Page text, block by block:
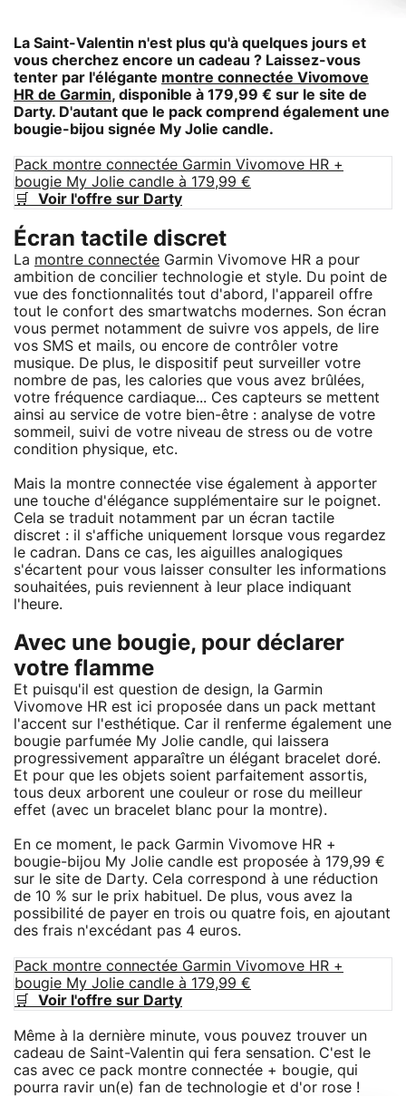
La Saint-Valentin n'est plus qu'à quelques jours et
vous cherchez encore un cadeau ? Laissez-vous
tenter par l'élégante montre connectée Vivomove
HR de Garmin, disponible à 179,99 € sur le site de
Darty. D'autant que le pack comprend également une
bougie-bijou signée My Jolie candle.
Pack montre connectée Garmin Vivomove HR +
bougie My Jolie candle à 179,99 €
🛒 Voir l'offre sur Darty
Écran tactile discret
La montre connectée Garmin Vivomove HR a pour
ambition de concilier technologie et style. Du point de
vue des fonctionnalités tout d'abord, l'appareil offre
tout le confort des smartwatchs modernes. Son écran
vous permet notamment de suivre vos appels, de lire
vos SMS et mails, ou encore de contrôler votre
musique. De plus, le dispositif peut surveiller votre
nombre de pas, les calories que vous avez brûlées,
votre fréquence cardiaque... Ces capteurs se mettent
ainsi au service de votre bien-être : analyse de votre
sommeil, suivi de votre niveau de stress ou de votre
condition physique, etc.
Mais la montre connectée vise également à apporter
une touche d'élégance supplémentaire sur le poignet.
Cela se traduit notamment par un écran tactile
discret : il s'affiche uniquement lorsque vous regardez
le cadran. Dans ce cas, les aiguilles analogiques
s'écartent pour vous laisser consulter les informations
souhaitées, puis reviennent à leur place indiquant
l'heure.
Avec une bougie, pour déclarer
votre flamme
Et puisqu'il est question de design, la Garmin
Vivomove HR est ici proposée dans un pack mettant
l'accent sur l'esthétique. Car il renferme également une
bougie parfumée My Jolie candle, qui laissera
progressivement apparaître un élégant bracelet doré.
Et pour que les objets soient parfaitement assortis,
tous deux arborent une couleur or rose du meilleur
effet (avec un bracelet blanc pour la montre).
En ce moment, le pack Garmin Vivomove HR +
bougie-bijou My Jolie candle est proposée à 179,99 €
sur le site de Darty. Cela correspond à une réduction
de 10 % sur le prix habituel. De plus, vous avez la
possibilité de payer en trois ou quatre fois, en ajoutant
des frais n'excédant pas 4 euros.
Pack montre connectée Garmin Vivomove HR +
bougie My Jolie candle à 179,99 €
🛒 Voir l'offre sur Darty
Même à la dernière minute, vous pouvez trouver un
cadeau de Saint-Valentin qui fera sensation. C'est le
cas avec ce pack montre connectée + bougie, qui
pourra ravir un(e) fan de technologie et d'or rose !